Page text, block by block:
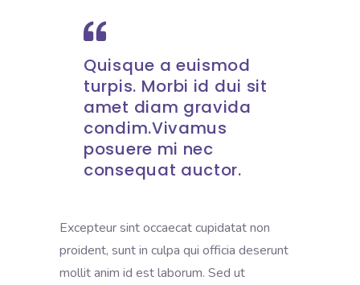
Quisque a euismod
turpis. Morbi id dui sit
amet diam gravida
condim.Vivamus
posuere mi nec
consequat auctor.
Excepteur sint occaecat cupidatat non
proident, sunt in culpa qui officia deserunt
mollit anim id est laborum. Sed ut